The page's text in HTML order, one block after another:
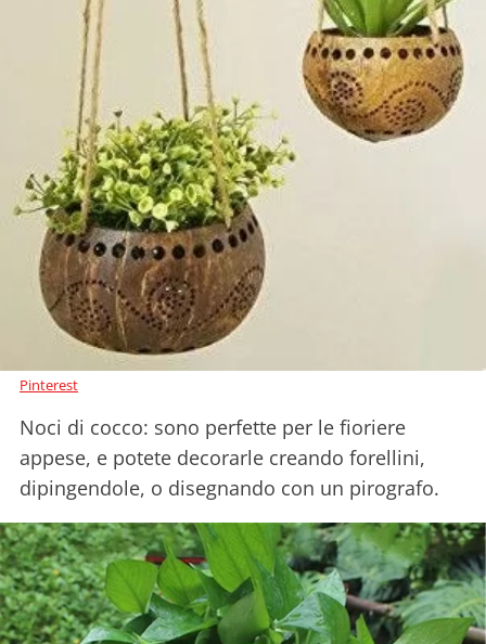
Pinterest
Noci di cocco: sono perfette per le fioriere
appese, e potete decorarle creando forellini,
dipingendole, o disegnando con un pirografo.